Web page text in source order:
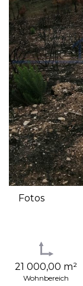
Fotos
21 000,00 m²
Wohnbereich